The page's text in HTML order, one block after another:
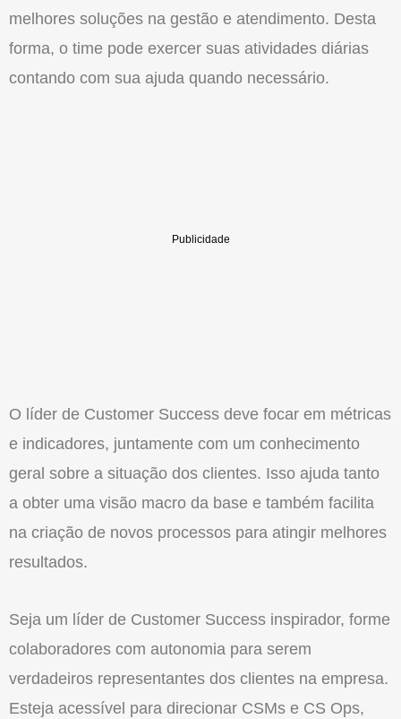
melhores soluções na gestão e atendimento. Desta
forma, o time pode exercer suas atividades diárias
contando com sua ajuda quando necessário.
O líder de Customer Success deve focar em métricas
e indicadores, juntamente com um conhecimento
geral sobre a situação dos clientes. Isso ajuda tanto
a obter uma visão macro da base e também facilita
na criação de novos processos para atingir melhores
resultados.
Seja um líder de Customer Success inspirador, forme
colaboradores com autonomia para serem
verdadeiros representantes dos clientes na empresa.
Esteja acessível para direcionar CSMs e CS Ops,